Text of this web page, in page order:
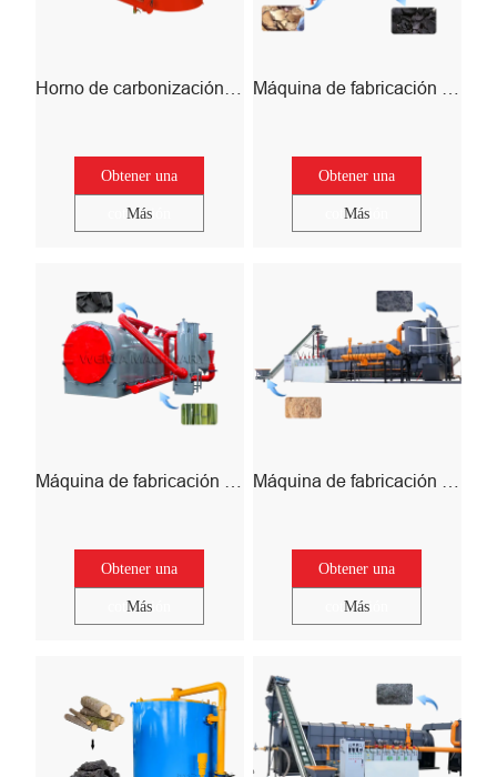
Obtener una
cotización
Más
Obtener una
cotización
Más
Obtener una
cotización
Más
Obtener una
cotización
Más